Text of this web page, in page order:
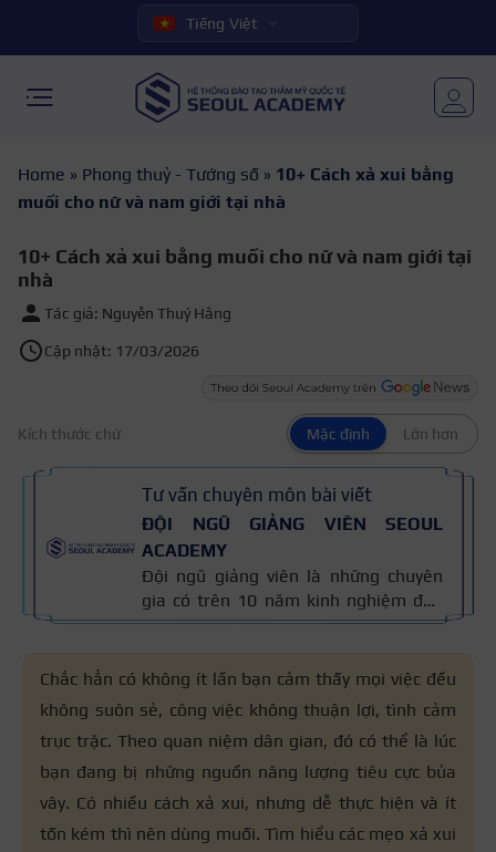
Tiếng Việt
Home » Phong thuỷ - Tướng số » 10+ Cách xả xui bằng
muối cho nữ và nam giới tại nhà
10+ Cách xả xui bằng muối cho nữ và nam giới tại
nhà
Tác giả: Nguyễn Thuý Hằng
Cập nhật: 17/03/2026
Kích thước chữ Mặc định Lớn hơn
Tư vấn chuyên môn bài viết
ĐỘI NGŨ GIẢNG VIÊN SEOUL
ACADEMY
Đội ngũ giảng viên là những chuyên
gia có trên 10 năm kinh nghiệm đào
tạo nghề và kiến thức thẩm mỹ
nối mi, trang điểm, tóc. Nội dung bài
viết được xây dựng dựa trên giáo trình
đào tạo và kinh nghiệm giảng dạy
thực tế, đồng thời được cập nhật
thường xuyên để đảm bảo tính chính
xác.
Chắc hẳn có không ít lần bạn cảm thấy mọi việc đều
không suôn sẻ, công việc không thuận lợi, tình cảm
trục trặc. Theo quan niệm dân gian, đó có thể là lúc
bạn đang bị những nguồn năng lượng tiêu cực bủa
vây. Có nhiều cách xả xui, nhưng dễ thực hiện và ít
tốn kém thì nên dùng muối. Tìm hiểu các mẹo xả xui